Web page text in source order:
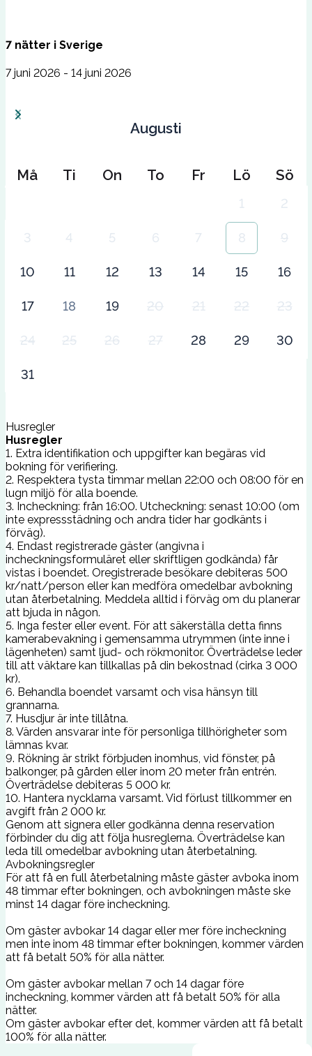
7 nätter i Sverige
7 juni 2026 - 14 juni 2026
Augusti
Må Ti On To Fr Lö Sö
1 2
3 4 5 6 7 8 9
10 11 12 13 14 15 16
17 18 19 20 21 22 23
24 25 26 27 28 29 30
31
Husregler
Husregler
1. Extra identifikation och uppgifter kan begäras vid
bokning för verifiering.
2. Respektera tysta timmar mellan 22:00 och 08:00 för en
lugn miljö för alla boende.
3. Incheckning: från 16:00. Utcheckning: senast 10:00 (om
inte expressstädning och andra tider har godkänts i
förväg).
4. Endast registrerade gäster (angivna i
incheckningsformuläret eller skriftligen godkända) får
vistas i boendet. Oregistrerade besökare debiteras 500
kr/natt/person eller kan medföra omedelbar avbokning
utan återbetalning. Meddela alltid i förväg om du planerar
att bjuda in någon.
5. Inga fester eller event. För att säkerställa detta finns
kamerabevakning i gemensamma utrymmen (inte inne i
lägenheten) samt ljud- och rökmonitor. Överträdelse leder
till att väktare kan tillkallas på din bekostnad (cirka 3 000
kr).
6. Behandla boendet varsamt och visa hänsyn till
grannarna.
7. Husdjur är inte tillåtna.
8. Värden ansvarar inte för personliga tillhörigheter som
lämnas kvar.
9. Rökning är strikt förbjuden inomhus, vid fönster, på
balkonger, på gården eller inom 20 meter från entrén.
Överträdelse debiteras 5 000 kr.
10. Hantera nycklarna varsamt. Vid förlust tillkommer en
avgift från 2 000 kr.
Genom att signera eller godkänna denna reservation
förbinder du dig att följa husreglerna. Överträdelse kan
leda till omedelbar avbokning utan återbetalning.
Avbokningsregler
För att få en full återbetalning måste gäster avboka inom
48 timmar efter bokningen, och avbokningen måste ske
minst 14 dagar före incheckning.
Om gäster avbokar 14 dagar eller mer före incheckning
men inte inom 48 timmar efter bokningen, kommer värden
att få betalt 50% för alla nätter.
Om gäster avbokar mellan 7 och 14 dagar före
incheckning, kommer värden att få betalt 50% för alla
nätter.
Om gäster avbokar efter det, kommer värden att få betalt
100% för alla nätter.